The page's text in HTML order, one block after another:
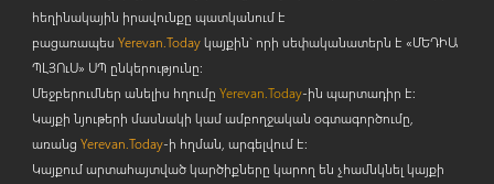
հեղինակային իրավունքը պատկանում է
բացառապես Yerevan.Todayկայքին` որի սեփականատերն է «ՄԵԴԻԱ
ՊԼՅՈւՍ» ՍՊ ընկերությունը։
Մեջբերումներ անելիս հղումը Yerevan.Today-ին պարտադիր է:
Կայքի նյութերի մասնակի կամ ամբողջական օգտագործումը,
առանց Yerevan.Today-ի հղման, արգելվում է:
Կայքում արտահայտված կարծիքները կարող են չհամնկնել կայքի